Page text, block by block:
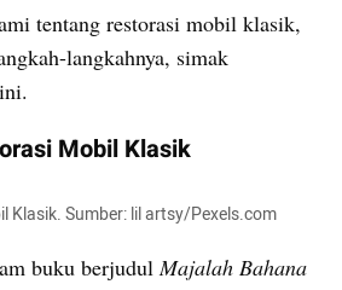
tentang restorasi mobil klasik,
langkahnya, simak
Mobil Klasik
Klasik. Sumber: lil artsy/Pexels.com
buku berjudul